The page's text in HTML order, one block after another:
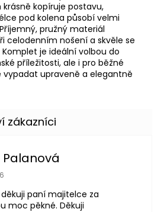
kopíruje postavu,
pod kolena působí velmi
pružný materiál
celodenním nošení a skvěle se
je ideální volbou do
příležitosti, ale i pro běžné
vypadat upraveně a elegantně
obchodu je 5 z 5 hvězdiček.
paní majitelce za
moc pěkné. Děkuji